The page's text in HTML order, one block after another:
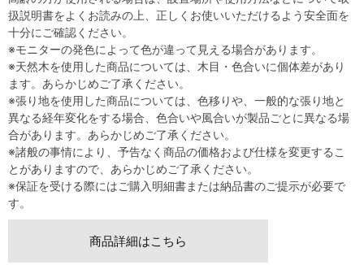
扱説明書をよくお読みの上、正しくお使いいただけるよう安全面を
十分にご確認ください。
※モニターの発色によって色が違って見える場合があります。
※天然木を使用した商品については、木目・色合いに個体差があり
ます。あらかじめご了承ください。
※張り地を使用した商品については、色移りや、一般的な張り地と
異なる経年変化をする場合、色合いや風合いが製品ごとに異なる場
合があります。あらかじめご了承ください。
※諸般の事情により、予告なく商品の価格および仕様を変更するこ
とがありますので、あらかじめご了承ください。
※保証を受ける際にはご購入明細書または納品書のご提示が必要で
す。
商品詳細はこちら